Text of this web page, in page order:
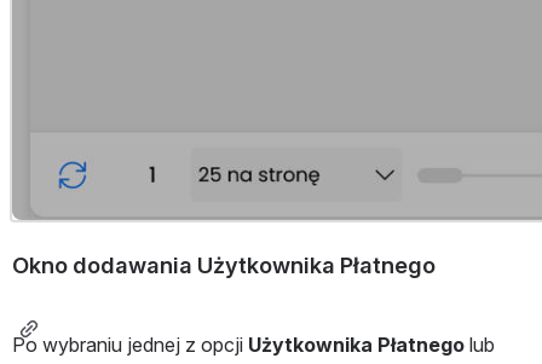
Okno dodawania Użytkownika Płatnego
Po wybraniu jednej z opcji Użytkownika Płatnego